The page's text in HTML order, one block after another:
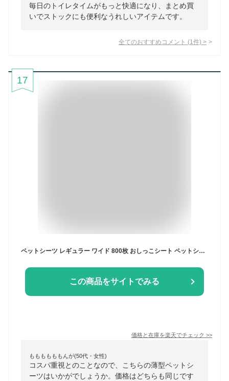
毎日のトイレタイムがもっと快適になり、まとめ買
いでストックにも便利なうれしいアイテムです。
全てのおすすめコメント (1 件) >
17
ペットシーツ レギュラー ワイド 800枚 おしっこシート ペットシート 400枚 薄型 犬 猫 薄型 猫大容量 まとめ買い 業務用 ペット用 犬 トイレシート ペットトイレシート 超薄型 ペット用シーツ
この商品をサイトでみる
価格と在庫を楽天でチェック >>
ももももももんが(50代・女性)
コスパ重視とのことなので、こちらの薄型ペットシ
ーツはいかがでしょうか。価格はどちらも同じです